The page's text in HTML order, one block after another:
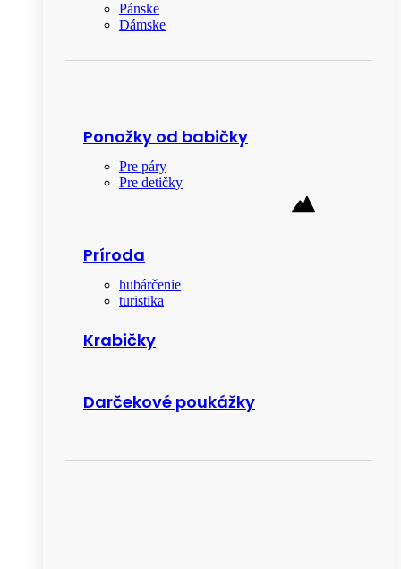
Pánske
Dámske
Ponožky od babičky
Pre páry
Pre detičky
Príroda
hubárčenie
turistika
Krabičky
Darčekové poukážky